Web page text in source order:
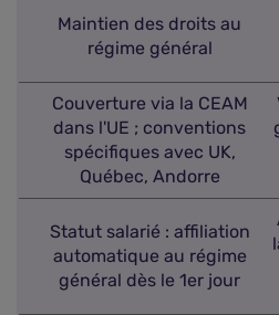
Maintien des droits au
régime général
Couverture via la CEAM
dans l'UE ; conventions
spécifiques avec UK,
Québec, Andorre
Statut salarié : affiliation
automatique au régime
général dès le 1er jour